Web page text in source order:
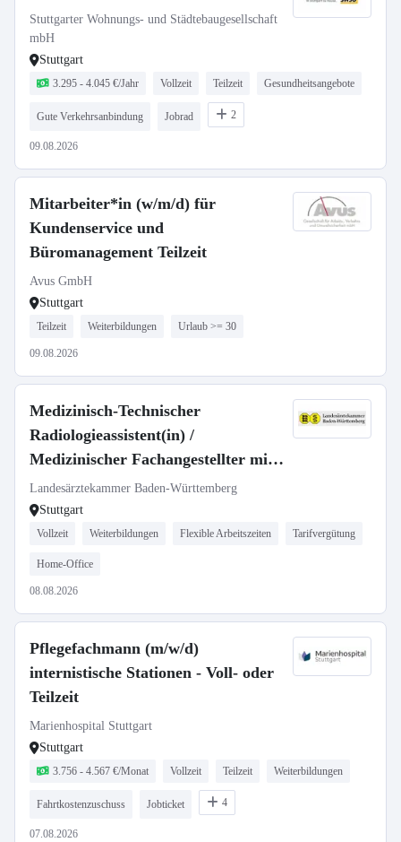
Stuttgarter Wohnungs- und Städtebaugesellschaft
mbH
Stuttgart
3.295 - 4.045 €/Jahr Vollzeit Teilzeit Gesundheitsangebote
Gute Verkehrsanbindung Jobrad 2
09.08.2026
Mitarbeiter*in (w/m/d) für
Kundenservice und
Büromanagement Teilzeit
Avus GmbH
Stuttgart
Teilzeit Weiterbildungen Urlaub >= 30
09.08.2026
Medizinisch-Technischer
Radiologieassistent(in) /
Medizinischer Fachangestellter mit
Röntgenschein (m/w/d)
Landesärztekammer Baden-Württemberg
Stuttgart
Vollzeit Weiterbildungen Flexible Arbeitszeiten Tarifvergütung
Home-Office
08.08.2026
Pflegefachmann (m/w/d)
internistische Stationen - Voll- oder
Teilzeit
Marienhospital Stuttgart
Stuttgart
3.756 - 4.567 €/Monat Vollzeit Teilzeit Weiterbildungen
Fahrtkostenzuschuss Jobticket 4
07.08.2026